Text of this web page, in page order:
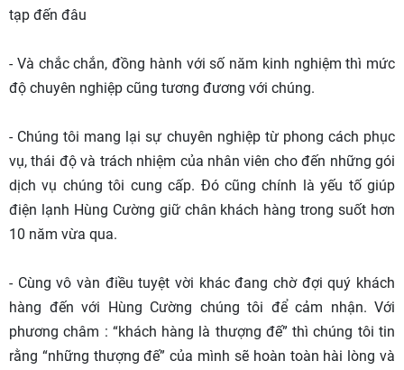
tạp đến đâu
- Và chắc chắn, đồng hành với số năm kinh nghiệm thì mức
độ chuyên nghiệp cũng tương đương với chúng.
- Chúng tôi mang lại sự chuyên nghiệp từ phong cách phục
vụ, thái độ và trách nhiệm của nhân viên cho đến những gói
dịch vụ chúng tôi cung cấp. Đó cũng chính là yếu tố giúp
điện lạnh Hùng Cường giữ chân khách hàng trong suốt hơn
10 năm vừa qua.
- Cùng vô vàn điều tuyệt vời khác đang chờ đợi quý khách
hàng đến với Hùng Cường chúng tôi để cảm nhận. Với
phương châm : “khách hàng là thượng đế” thì chúng tôi tin
rằng “những thượng đế” của mình sẽ hoàn toàn hài lòng và